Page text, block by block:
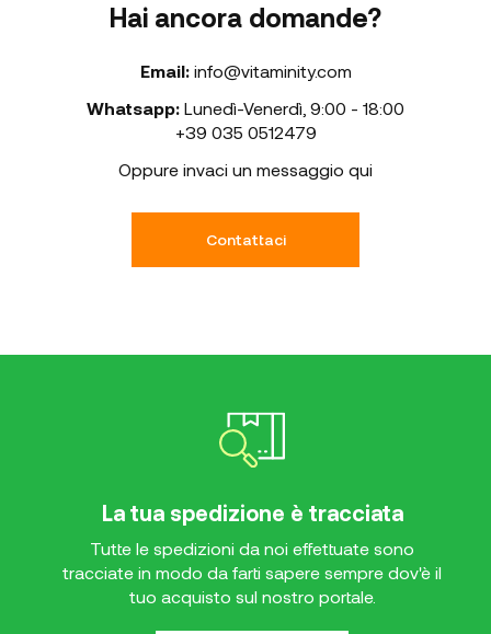
Hai ancora domande?
Email: info@vitaminity.com
Whatsapp: Lunedì-Venerdì 9:00 - 18:00
+39 035 0512479
Oppure invaci un messaggio qui
Contattaci
La tua spedizione è tracciata
Tutte le spedizioni da noi effettuate sono
tracciate in modo da farti sapere sempre dov'è il
tuo acquisto sul nostro portale.